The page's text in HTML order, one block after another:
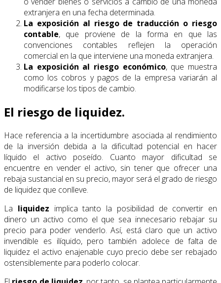
extranjera en una fecha determinada.
La exposición al riesgo de traducción o riesgo
contable, que proviene de la forma en que las
convenciones contables reflejen la operación
comercial en la que interviene una moneda extranjera.
La exposición al riesgo económico, que muestra
como los cobros y pagos de la empresa variarán al
modificarse los tipos de cambio.
El riesgo de liquidez.
Hace referencia a la incertidumbre asociada al rendimiento
de la inversión debida a la dificultad potencial en hacer
líquido el activo poseído. Cuanto mayor dificultad se
encuentre en vender el activo, sin tener que ofrecer una
rebaja sustancial en su precio, mayor será el grado de riesgo
de liquidez que conlleve.
La liquidez implica tanto la posibilidad de convertir en
dinero un activo como el que sea innecesario rebajar su
precio para poder venderlo. Así, está claro que un activo
invendible es ilíquido, pero también adolece de falta de
liquidez el activo enajenable cuyo precio debe ser rebajado
ostensiblemente para poderlo colocar.